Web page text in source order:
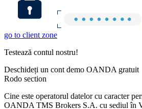
go to client zone
Testează contul nostru!
Deschideți un cont demo OANDA gratuit
Rodo section
Cine este operatorul datelor cu caracter
OANDA TMS Brokers S.A. cu sediul în